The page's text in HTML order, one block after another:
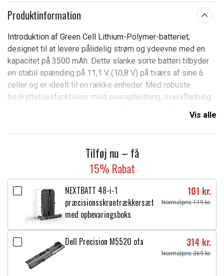
Produktinformation
Introduktion af Green Cell Lithium-Polymer-batteriet;
designet til at levere pålidelig strøm og ydeevne med en
kapacitet på 3500 mAh. Dette slanke sorte batteri tilbyder
en stabil spænding på 11,1 V (10,8 V) på tværs af sine 6
celler og er ideelt til en række enheder. Med robuste
beskyttelsesfunktioner mod overophedning, overafladning
sikkert og funktionsdygtigt. Green Cell-batteriet kombinerer
kvalitetsmaterialer og avanceret teknologi, hvilket sikrer, at
Spænding: 11,1V (10,8V)
Antal celler: 6
Celleteknologi: Li-Poly
Farve: Sort
Beskyttelsesfunktioner: Overophedning; Overafladning;
Overopladning
Erstatter:
Vis alle
Tilføj nu – få
15% Rabat
NEXTBATT 48-i-1
præcisionsskruetrækkersæt
med opbevaringsboks
101 kr.
Normalpris 119 kr.
Dell Precision M5520 ofa 314 kr.
Normalpris 369 kr.